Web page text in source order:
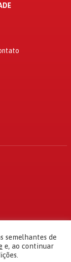
semelhantes de
e, ao continuar